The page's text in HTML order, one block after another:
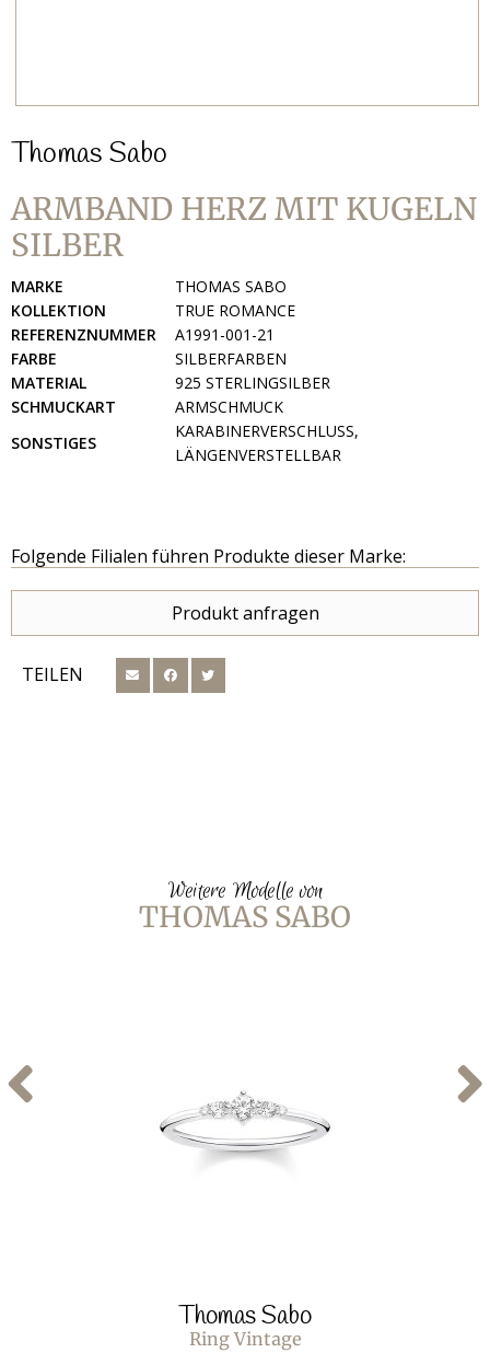
Thomas Sabo
ARMBAND HERZ MIT KUGELN
SILBER
MARKE
THOMAS SABO
KOLLEKTION
TRUE ROMANCE
REFERENZNUMMER
A1991-001-21
FARBE
SILBERFARBEN
MATERIAL
925 STERLINGSILBER
SCHMUCKART
ARMSCHMUCK
SONSTIGES
KARABINERVERSCHLUSS,
LÄNGENVERSTELLBAR
Folgende Filialen führen Produkte dieser Marke:
Produkt anfragen
TEILEN
Weitere Modelle von
THOMAS SABO
Thomas Sabo
Ring Vintage